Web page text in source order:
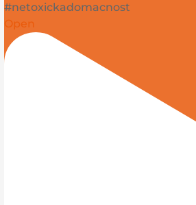
#netoxickadomacnost
Open